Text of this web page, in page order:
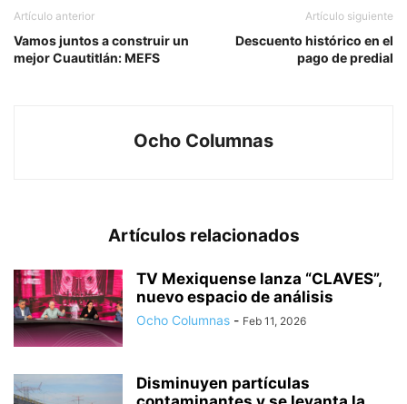
Artículo anterior
Vamos juntos a construir un
mejor Cuautitlán: MEFS
Artículo siguiente
Descuento histórico en el
pago de predial
Ocho Columnas
Artículos relacionados
TV Mexiquense lanza “CLAVES”,
nuevo espacio de análisis
Ocho Columnas - Feb 11, 2026
Disminuyen partículas